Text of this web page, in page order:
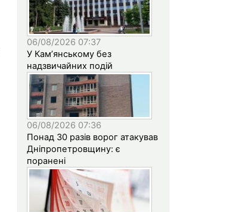
06/08/2026 07:37
У Кам’янському без
надзвичайних подій
06/08/2026 07:36
Понад 30 разів ворог атакував
Дніпропетровщину: є
поранені